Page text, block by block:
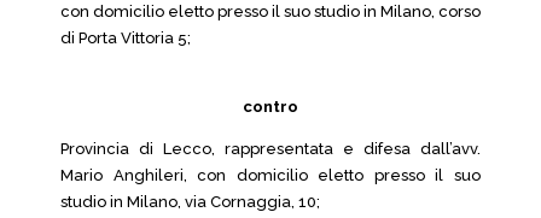
con domicilio eletto presso il suo studio in Milano, corso
di Porta Vittoria 5;
contro
Provincia di Lecco, rappresentata e difesa dall’avv.
Mario Anghileri, con domicilio eletto presso il suo
studio in Milano, via Cornaggia, 10;